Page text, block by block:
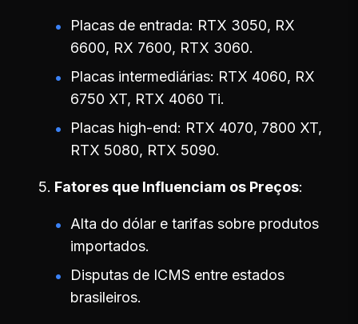
Placas de entrada: RTX 3050, RX
6600, RX 7600, RTX 3060.
Placas intermediárias: RTX 4060, RX
6750 XT, RTX 4060 Ti.
Placas high-end: RTX 4070, 7800 XT,
RTX 5080, RTX 5090.
Fatores que Influenciam os Preços
Alta do dólar e tarifas sobre produtos
importados.
Disputas de ICMS entre estados
brasileiros.